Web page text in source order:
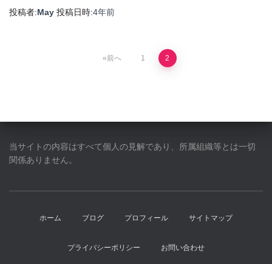
投稿者:May 投稿日時:4年前
ペ
前へ 1 2
当サイトの内容はすべて個人の見解であり、所属組織等とは一切
関係ありません。
ホーム ブログ プロフィール サイトマップ
プライバシーポリシー お問い合わせ